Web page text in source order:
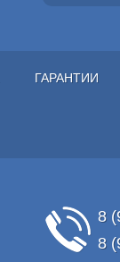
ГАРАНТИИ
8
8